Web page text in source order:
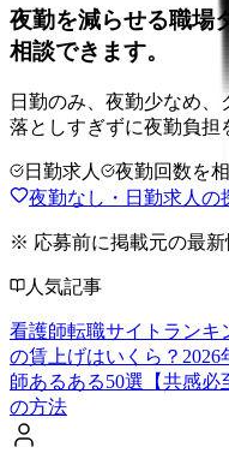
夜勤を減らせる職場
相談できます。
日勤のみ、夜勤少なめ
落としすぎずに夜勤負担
日勤求人 夜勤回数を
夜勤なし・日勤求人の
※ 応募前に掲載元の最
人気記事
看護師転職サイトランキ
の賃上げはいくら？
師あるある50選【共感必
の方法